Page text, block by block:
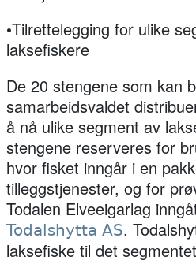
•Tilrettelegging for ulike
laksefiskere
De 20 stengene som kan
samarbeidsvaldet
å nå ulike segment av
stengene reserveres for
hvor fisket inngår i en
tilleggstjenester, og for
Todalen Elveeigarlag
Todalshytta AS.
laksefiske til det